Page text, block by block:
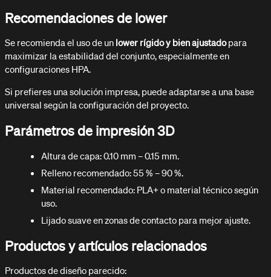
Recomendaciones de lower
Se recomienda el uso de un lower rígido y bien ajustadopara
maximizar la estabilidad del conjunto, especialmente en
configuraciones HPA.
Si prefieres una solución impresa, puede adaptarse a una base
universal según la configuración del proyecto.
Parámetros de impresión 3D
Altura de capa: 0.10 mm – 0.15 mm.
Relleno recomendado: 55 % – 90 %.
Material recomendado: PLA+ o material técnico según
uso.
Lijado suave en zonas de contacto para mejor ajuste.
Productos y artículos relacionados
Productos de diseño parecido: